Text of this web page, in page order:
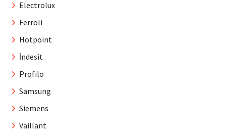
Electrolux
Ferroli
Hotpoint
İndesit
Profilo
Samsung
Siemens
Vaillant